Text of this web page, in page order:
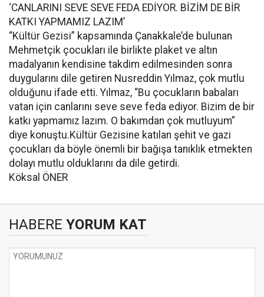
‘CANLARINI SEVE SEVE FEDA EDİYOR. BİZİM DE BİR
KATKI YAPMAMIZ LAZIM’
“Kültür Gezisi” kapsamında Çanakkale’de bulunan
Mehmetçik çocukları ile birlikte plaket ve altın
madalyanın kendisine takdim edilmesinden sonra
duygularını dile getiren Nusreddin Yılmaz, çok mutlu
olduğunu ifade etti. Yılmaz, “Bu çocukların babaları
vatan için canlarını seve seve feda ediyor. Bizim de bir
katkı yapmamız lazım. O bakımdan çok mutluyum”
diye konuştu.Kültür Gezisine katılan şehit ve gazi
çocukları da böyle önemli bir bağışa tanıklık etmekten
dolayı mutlu olduklarını da dile getirdi.
Köksal ÖNER
HABERE YORUM KAT